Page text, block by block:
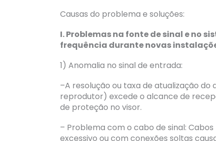
Causas do problema e soluções:
I. Problemas na fonte de sinal e no
frequência durante novas
1) Anomalia no sinal de entrada:
–A resolução ou taxa de atualização
reprodutor) excede o alcance de
de proteção no visor.
– Problema com o cabo de sinal:
excessivo ou com conexões soltas